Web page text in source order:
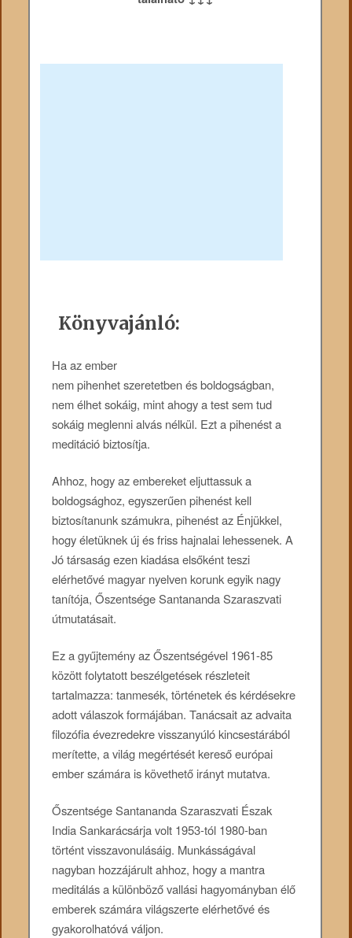
Könyvajánló:
Ha az ember
nem pihenhet szeretetben és boldogságban,
nem élhet sokáig, mint ahogy a test sem tud
sokáig meglenni alvás nélkül. Ezt a pihenést a
meditáció biztosítja.
Ahhoz, hogy az embereket eljuttassuk a
boldogsághoz, egyszerűen pihenést kell
biztosítanunk számukra, pihenést az Énjükkel,
hogy életüknek új és friss hajnalai lehessenek. A
Jó társaság ezen kiadása elsőként teszi
elérhetővé magyar nyelven korunk egyik nagy
tanítója, Őszentsége Santananda Szaraszvati
útmutatásait.
Ez a gyűjtemény az Őszentségével 1961-85
között folytatott beszélgetések részleteit
tartalmazza: tanmesék, történetek és kérdésekre
adott válaszok formájában. Tanácsait az advaita
filozófia évezredekre visszanyúló kincsestárából
merítette, a világ megértését kereső európai
ember számára is követhető irányt mutatva.
Őszentsége Santananda Szaraszvati Észak
India Sankarácsárja volt 1953-tól 1980-ban
történt visszavonulásáig. Munkásságával
nagyban hozzájárult ahhoz, hogy a mantra
meditálás a különböző vallási hagyományban élő
emberek számára világszerte elérhetővé és
gyakorolhatóvá váljon.